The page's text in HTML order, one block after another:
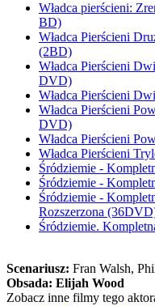
Władca pierścieni:
BD)
Władca Pierścieni
(2BD)
Władca Pierścieni
DVD)
Władca Pierścieni
Władca Pierścieni
DVD)
Władca Pierścieni
Władca Pierścieni
Śródziemie -
Śródziemie -
Śródziemie -
Rozszerzona
Śródziemie.
Scenariusz: Fran Walsh,
Obsada: Elijah Wood
Zobacz inne filmy tego